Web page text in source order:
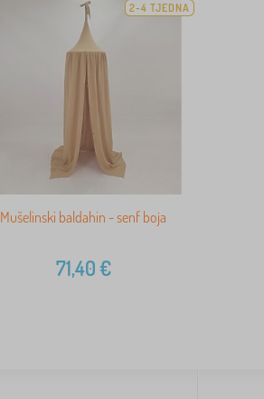
2-4 TJEDNA
Mušelinski baldahin - senf boja
71,40€